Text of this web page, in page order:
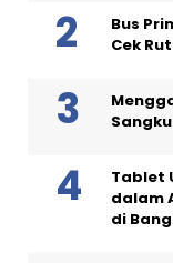
Bus
Cek
Tablet
dalam
di